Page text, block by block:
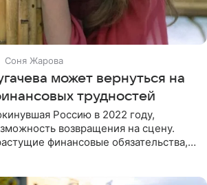
Соня Жарова
может вернуться на
трудностей
Россию в 2022 году,
возвращения на сцену.
финансовые обязательства,